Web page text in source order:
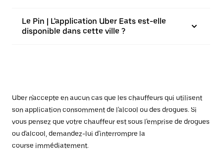
Le Pin | L'application Uber Eats est-elle
disponible dans cette ville ?
Uber n'accepte en aucun cas que les chauffeurs qui utilisent
son application consomment de l'alcool ou des drogues. Si
vous pensez que votre chauffeur est sous l'emprise de drogues
ou d'alcool, demandez-lui d'interrompre la
course immédiatement.